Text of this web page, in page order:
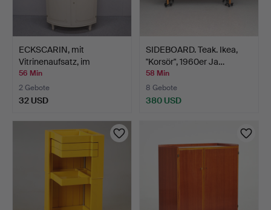
ECKSCARIN, mit
Vitrinenaufsatz, im
gustavi…
56 Min
2 Gebote
32 USD
SIDEBOARD. Teak. Ikea,
"Korsör", 1960er Ja…
58 Min
8 Gebote
380 USD